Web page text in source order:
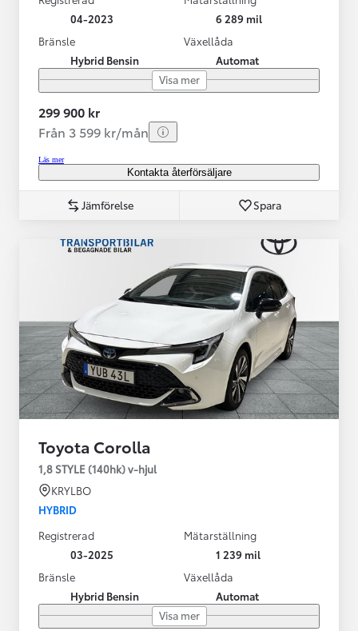
04-2023
6 289 mil
Bränsle
Hybrid Bensin
Växellåda
Automat
Visa mer
299 900 kr
Från 3 599 kr/mån
Läs mer
Kontakta återförsäljare
Jämförelse Spara
Toyota Corolla
1,8 STYLE (140hk) v-hjul
KRYLBO
HYBRID
Registrerad
03-2025
Mätarställning
1 239 mil
Bränsle
Hybrid Bensin
Växellåda
Automat
Visa mer